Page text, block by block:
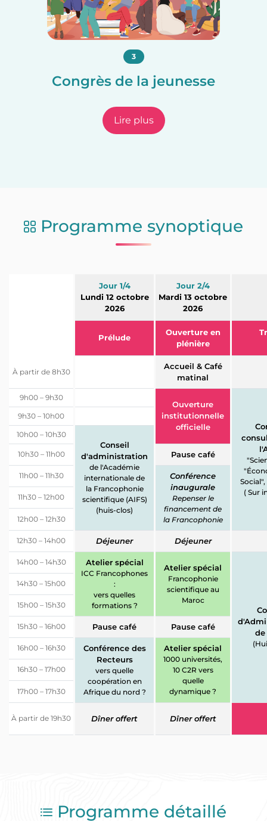
3
Congrès de la jeunesse
Lire plus
Programme synoptique
Jour 1/4
Lundi 12 octobre
2026
Jour 2/4
Mardi 13 octobre
2026
Prélude
Ouverture en
plénière
À partir de 8h30
Accueil & Café
matinal
9h00 – 9h30
Ouverture
institutionnelle
officielle
( Sur
9h30 – 10h00
10h00 – 10h30
Conseil
d'administration
de l'Académie
internationale de
la Francophonie
scientifique (AIFS)
(huis-clos)
10h30 – 11h00 Pause café
11h00 – 11h30
Conférence
inaugurale
Repenser le
financement de
la Francophonie
11h30 – 12h00
12h00 – 12h30
12h30 – 14h00 Déjeuner Déjeuner
14h00 – 14h30 Atelier spécial
ICC Francophones
:
vers quelles
formations ?
Atelier spécial
Francophonie
scientifique au
Maroc
de
14h30 – 15h00
15h00 – 15h30
15h30 – 16h00 Pause café Pause café
16h00 – 16h30
Conférence des
Recteurs
vers quelle
coopération en
Afrique du nord ?
Atelier spécial
1000 universités,
10 C2R vers
quelle
dynamique ?
16h30 – 17h00
17h00 – 17h30
À partir de 19h30 Dîner offert Dîner offert
Programme détaillé